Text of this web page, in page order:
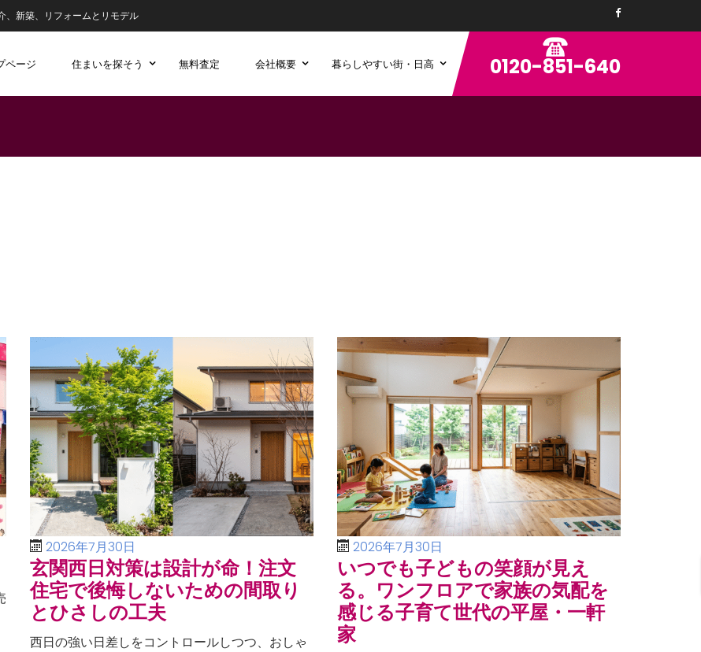
、新築、リフォームとリモデル
ページ 住まいを探そう 無料査定 会社概要 暮らしやすい街・日高 0120-851-640
2026年7月30日
玄関西日対策は設計が命！注文
住宅で後悔しないための間取り
とひさしの工夫
西日の強い日差しをコントロールしつつ、おしゃ
2026年7月30日
いつでも子どもの笑顔が見え
る。ワンフロアで家族の気配を
感じる子育て世代の平屋・一軒
家